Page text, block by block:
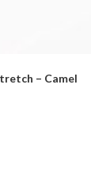
– Camel